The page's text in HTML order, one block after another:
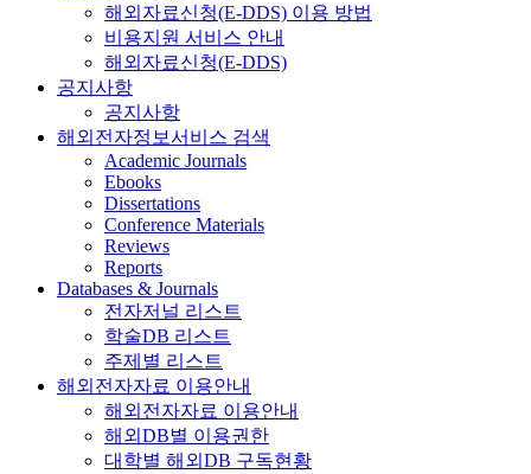
해외자료신청(E-DDS) 이용 방법
비용지원 서비스 안내
해외자료신청(E-DDS)
공지사항
공지사항
해외전자정보서비스 검색
Academic Journals
Ebooks
Dissertations
Conference Materials
Reviews
Reports
Databases & Journals
전자저널 리스트
학술DB 리스트
주제별 리스트
해외전자자료 이용안내
해외전자자료 이용안내
해외DB별 이용권한
대학별 해외DB 구독현황